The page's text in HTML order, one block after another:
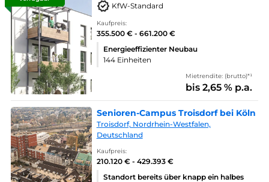
KfW-Standard
Kaufpreis:
355.500 € - 661.200 €
Energieeffizienter Neubau
144 Einheiten
Mietrendite: (brutto)*¹
bis 2,65 % p.a.
Senioren-Campus Troisdorf bei Köln
Troisdorf, Nordrhein-Westfalen,
Deutschland
Kaufpreis:
210.120 € - 429.393 €
Standort bereits über knapp ein halbes